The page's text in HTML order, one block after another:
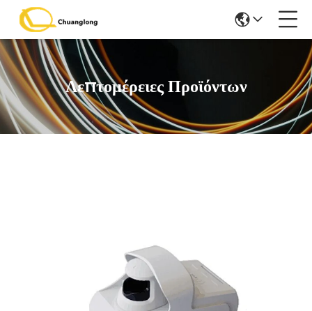
Λεπτομέρειες Προϊόντων